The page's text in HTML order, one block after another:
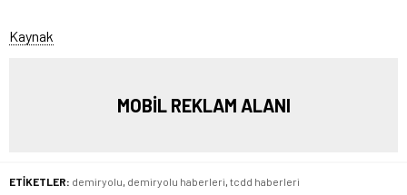
Kaynak
MOBİL REKLAM ALANI
ETİKETLER: demiryolu, demiryolu haberleri, tcdd haberleri